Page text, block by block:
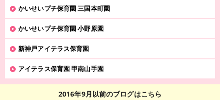
かいせいプチ保育園 三国本町園
かいせいプチ保育園 小野原園
新神戸アイテラス保育園
アイテラス保育園 甲南山手園
2016年9月以前のブログはこちら